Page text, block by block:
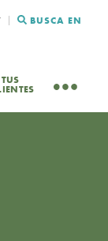
BUSCA EN